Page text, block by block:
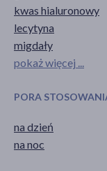
kwas hialuronowy
lecytyna
migdały
pokaż więcej ...
PORA
na dzień
na noc